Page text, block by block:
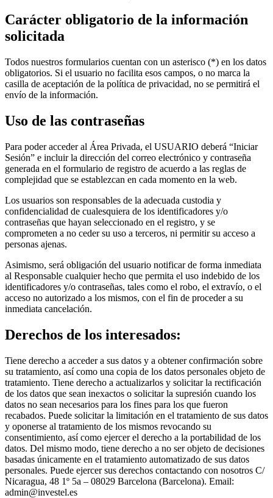
Carácter obligatorio de la información
solicitada
Todos nuestros formularios cuentan con un asterisco (*) en los datos
obligatorios. Si el usuario no facilita esos campos, o no marca la
casilla de aceptación de la política de privacidad, no se permitirá el
envío de la información.
Uso de las contraseñas
Para poder acceder al Área Privada, el USUARIO deberá “Iniciar
Sesión” e incluir la dirección del correo electrónico y contraseña
generada en el formulario de registro de acuerdo a las reglas de
complejidad que se establezcan en cada momento en la web.
Los usuarios son responsables de la adecuada custodia y
confidencialidad de cualesquiera de los identificadores y/o
contraseñas que hayan seleccionado en el registro, y se
comprometen a no ceder su uso a terceros, ni permitir su acceso a
personas ajenas.
Asimismo, será obligación del usuario notificar de forma inmediata
al Responsable cualquier hecho que permita el uso indebido de los
identificadores y/o contraseñas, tales como el robo, el extravío, o el
acceso no autorizado a los mismos, con el fin de proceder a su
inmediata cancelación.
Derechos de los interesados:
Tiene derecho a acceder a sus datos y a obtener confirmación sobre
su tratamiento, así como una copia de los datos personales objeto de
tratamiento. Tiene derecho a actualizarlos y solicitar la rectificación
de los datos que sean inexactos o solicitar la supresión cuando los
datos no sean necesarios para los fines para los que fueron
recabados. Puede solicitar la limitación en el tratamiento de sus datos
y oponerse al tratamiento de los mismos revocando su
consentimiento, así como ejercer el derecho a la portabilidad de los
datos. Del mismo modo, tiene derecho a no ser objeto de decisiones
basadas únicamente en el tratamiento automatizado de sus datos
personales. Puede ejercer sus derechos contactando con nosotros C/
Nicaragua, 48 1º 5a – 08029 Barcelona (Barcelona). Email:
admin@investel.es